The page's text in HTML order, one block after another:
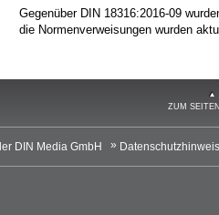
Gegenüber DIN 18316:2016-09
die Normenverweisungen wurden
ZUM
DIN Media GmbH Datenschutzhinweis